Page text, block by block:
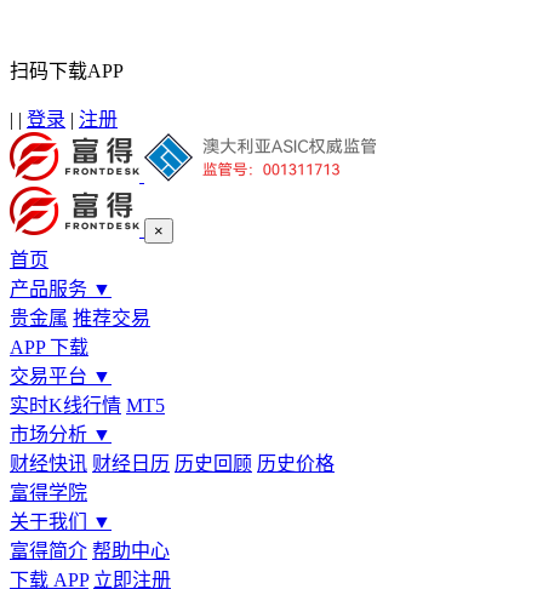
扫码下载APP
| | 登录 | 注册
×
首页
产品服务 ▼
贵金属 推荐交易
APP 下载
交易平台 ▼
实时K线行情 MT5
市场分析 ▼
财经快讯 财经日历 历史回顾 历史价格
富得学院
关于我们
▼
富得简介 帮助中心
下载 APP 立即注册